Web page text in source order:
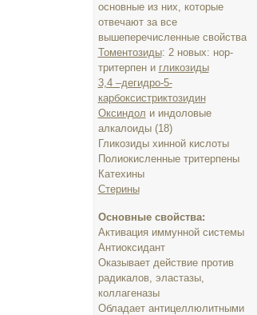
основные из них, которые
отвечают за все
вышеперечисленные свойства
Томентозиды: 2 новых: нор-
тритерпен и гликозиды
3,4 –дегидро-5-
карбоксистриктозидин
Оксиндол и индоловые
алкалоиды (18)
Гликозиды хинной кислоты
Полиокисленные тритерпены
Катехины
Стерины
Основные свойства:
Активация иммунной системы
Антиоксидант
Оказывает действие против
радикалов, эластазы,
коллагеназы
Обладает антицеллюлитными